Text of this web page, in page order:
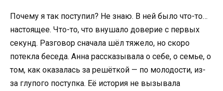
Почему я так поступил? Не знаю. В ней было что-то…
настоящее. Что-то, что внушало доверие с первых
секунд. Разговор сначала шёл тяжело, но скоро
потекла беседа. Анна рассказывала о себе, о семье, о
том, как оказалась за решёткой — по молодости, из-
за глупого поступка. Её история не вызывала